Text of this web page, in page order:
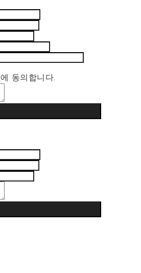
에 동의합니다.